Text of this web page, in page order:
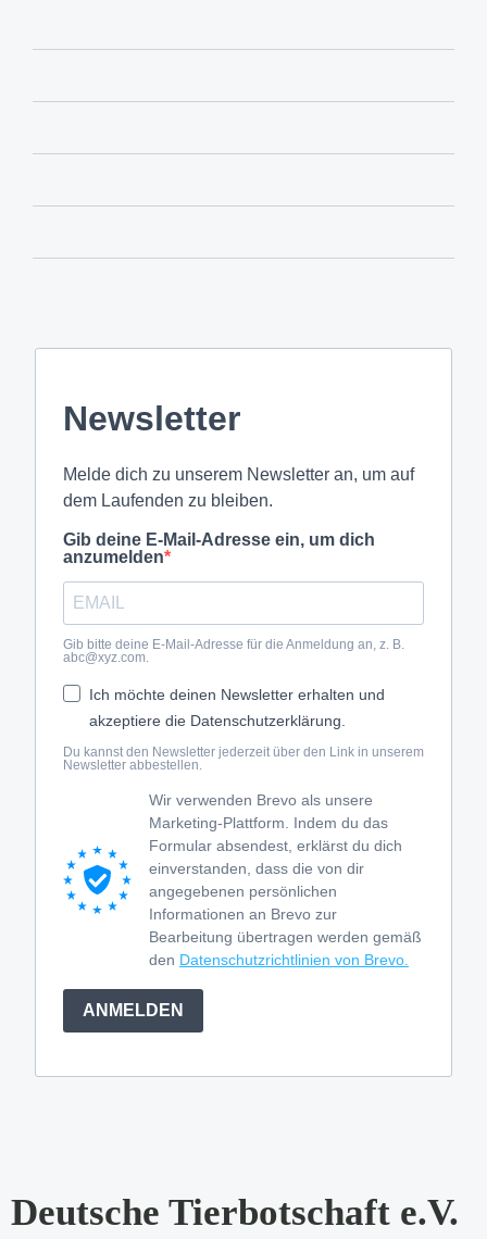
Newsletter
Melde dich zu unserem Newsletter an, um auf
dem Laufenden zu bleiben.
Gib deine E-Mail-Adresse ein, um dich
anzumelden
Gib bitte deine E-Mail-Adresse für die Anmeldung an, z. B.
abc@xyz.com.
Ich möchte deinen Newsletter erhalten und
akzeptiere die Datenschutzerklärung.
Du kannst den Newsletter jederzeit über den Link in unserem
Newsletter abbestellen.
Wir verwenden Brevo als unsere
Marketing-Plattform. Indem du das
Formular absendest, erklärst du dich
einverstanden, dass die von dir
angegebenen persönlichen
Informationen an Brevo zur
Bearbeitung übertragen werden gemäß
den Datenschutzrichtlinien von Brevo.
ANMELDEN
Deutsche Tierbotschaft e.V.